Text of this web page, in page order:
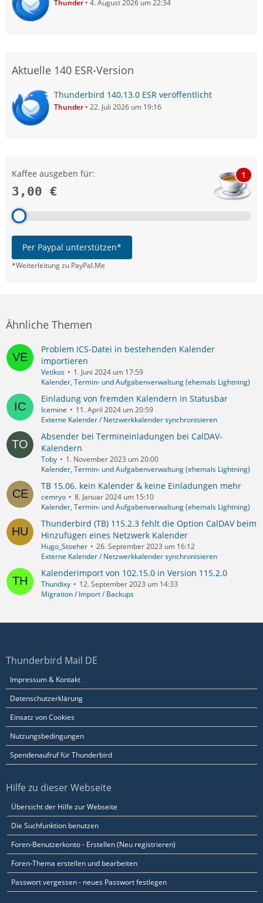
Thunder 4. August 2026 um 22:34
Aktuelle 140 ESR-Version
Thunderbird 140.13.0 ESR veröffentlicht
Thunder 22. Juli 2026 um 19:16
Kaffee ausgeben für:
3,00 €
1
Per Paypal unterstützen*
*Weiterleitung zu PayPal.Me
Ähnliche Themen
Problem ICS-Datei in bestehenden Kalender
importieren
Vetikos
1. Juni 2024 um 17:59
Kalender, Termin- und Aufgabenverwaltung (ehemals Lightning)
Einladung von fremden Kalendern in Statusbar
Icemine
11. April 2024 um 20:59
Externe Kalender / Netzwerkkalender synchronisieren
Absender bei Termineinladungen bei CalDAV-
Kalendern
Toby
1. November 2023 um 20:00
Kalender, Termin- und Aufgabenverwaltung (ehemals Lightning)
TB 15.06. kein Kalender & keine Einladungen mehr
cemryo
8. Januar 2024 um 15:10
Kalender, Termin- und Aufgabenverwaltung (ehemals Lightning)
Thunderbird (TB) 115.2.3 fehlt die Option CalDAV beim
Hinzufügen eines Netzwerk Kalender
Hugo_Stoeher
26. September 2023 um 16:12
Externe Kalender / Netzwerkkalender synchronisieren
Kalenderimport von 102.15.0 in Version 115.2.0
Thundixy
12. September 2023 um 14:33
Migration / Import / Backups
Thunderbird Mail DE
Impressum & Kontakt
Datenschutzerklärung
Einsatz von Cookies
Nutzungsbedingungen
Spendenaufruf für Thunderbird
Hilfe zu dieser Webseite
Übersicht der Hilfe zur Webseite
Die Suchfunktion benutzen
Foren-Benutzerkonto - Erstellen (Neu registrieren)
Foren-Thema erstellen und bearbeiten
Passwort vergessen - neues Passwort festlegen